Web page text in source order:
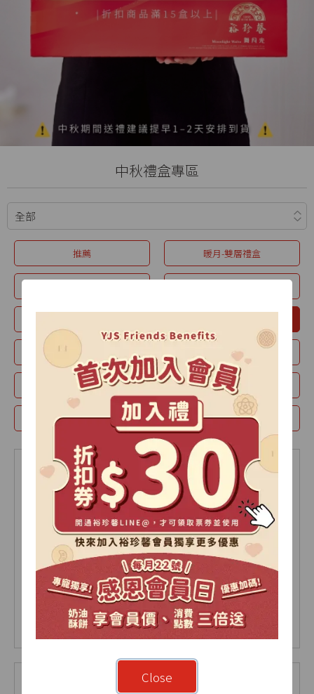
中秋禮盒專區
推薦 暖月-雙層禮盒
紫玉酥 時光-精裝禮盒
蛋黃酥 綠豆椪
牛奶酥 經典款禮盒
【2026中秋限定】山月
禮盒-A
9入(盒)
NT$ 380
【2026中秋限定】山月
禮盒-B
9入(盒)
NT$ 375
Close